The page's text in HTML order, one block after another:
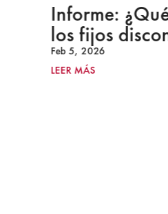
Informe:
los fijos
Feb 5, 2026
LEER MÁS